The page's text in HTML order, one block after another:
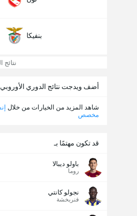
بنفيكا
نتائج
أضف ويدجت نتائج الدوري
شاهد المزيد من الخيارات من خلال
مخصص
قد تكون مهتمًا بـ
باولو ديبالا
روما
نجولو كانتي
فنربخشة